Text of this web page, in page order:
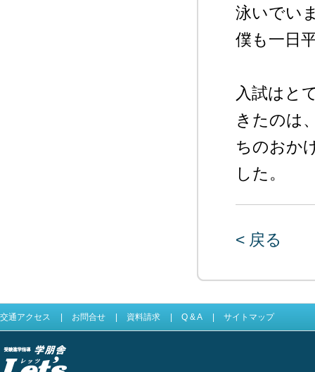
泳いでい
僕も一日
入試はと
きたのは
ちのおか
した。
< 戻る
交通アクセス お問合せ 資料請求 Q & A サイトマップ